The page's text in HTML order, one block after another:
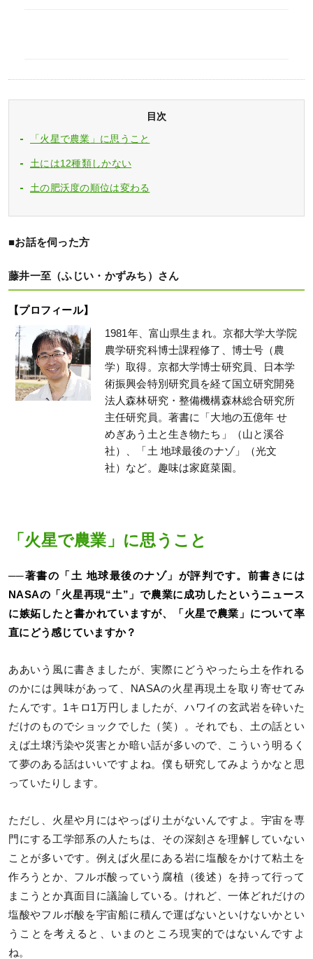
目次
「火星で農業」に思うこと
土には12種類しかない
土の肥沃度の順位は変わる
■お話を伺った方
藤井一至（ふじい・かずみち）さん
【プロフィール】
1981年、富山県生まれ。京都大学大学院
農学研究科博士課程修了、博士号（農
学）取得。京都大学博士研究員、日本学
術振興会特別研究員を経て国立研究開発
法人森林研究・整備機構森林総合研究所
主任研究員。著書に「大地の五億年 せ
めぎあう土と生き物たち」（山と溪谷
社）、「土 地球最後のナゾ」（光文
社）など。趣味は家庭菜園。
「火星で農業」に思うこと
──著書の「土 地球最後のナゾ」が評判です。前書きには
NASAの「火星再現“土”」で農業に成功したというニュース
に嫉妬したと書かれていますが、「火星で農業」について率
直にどう感じていますか？
ああいう風に書きましたが、実際にどうやったら土を作れる
のかには興味があって、NASAの火星再現土を取り寄せてみ
たんです。1キロ1万円しましたが、ハワイの玄武岩を砕いた
だけのものでショックでした（笑）。それでも、土の話とい
えば土壌汚染や災害とか暗い話が多いので、こういう明るく
て夢のある話はいいですよね。僕も研究してみようかなと思
っていたりします。
ただし、火星や月にはやっぱり土がないんですよ。宇宙を専
門にする工学部系の人たちは、その深刻さを理解していない
ことが多いです。例えば火星にある岩に塩酸をかけて粘土を
作ろうとか、フルボ酸っていう腐植（後述）を持って行って
まこうとか真面目に議論している。けれど、一体どれだけの
塩酸やフルボ酸を宇宙船に積んで運ばないといけないかとい
うことを考えると、いまのところ現実的ではないんですよ
ね。